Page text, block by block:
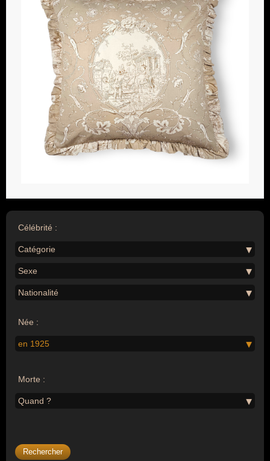
Célébrité :
Catégorie
Sexe
Nationalité
Née :
en 1925
Morte :
Quand ?